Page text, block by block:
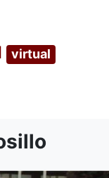
virtual